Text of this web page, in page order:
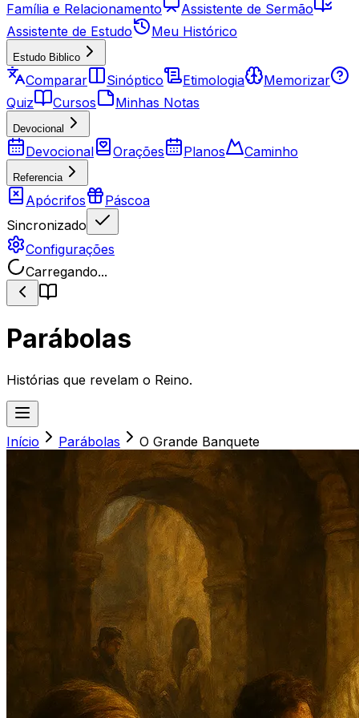
Família e Relacionamento
Assistente de Sermão
Assistente de Estudo
Meu Histórico
Estudo Biblico
Comparar Sinóptico Etimologia
Memorizar
Quiz
Cursos Minhas Notas
Devocional
Devocional Orações Planos Caminho
Referencia
Apócrifos
Páscoa
Sincronizado
Configurações
Carregando...
Parábolas
Histórias que revelam o Reino.
Início Parábolas O Grande Banquete